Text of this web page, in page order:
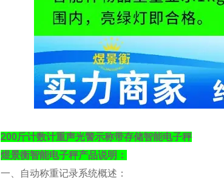
200斤计数计重声光警示称带存储智能电子秤
煜景衡智能电子秤产品说明：
一、自动称重记录系统概述：